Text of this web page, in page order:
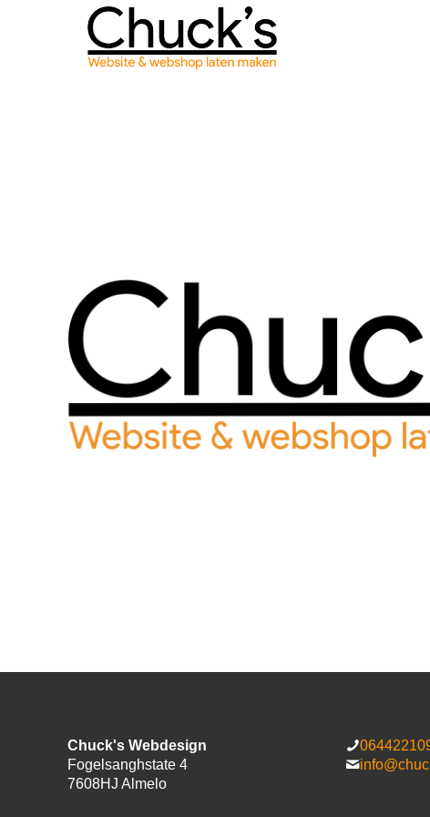
Chuck's Webdesign
Fogelsanghstate 4
7608HJ Almelo